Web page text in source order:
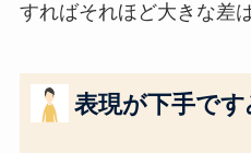
すればそれほど大きな差
表現が下手で